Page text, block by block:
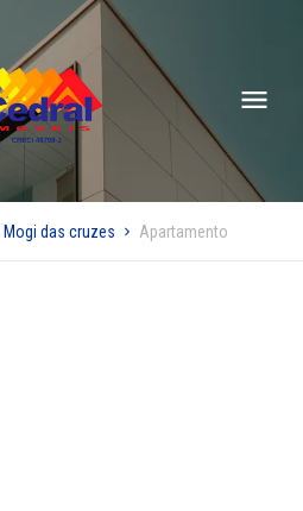
Mogi das cruzes Apartamento